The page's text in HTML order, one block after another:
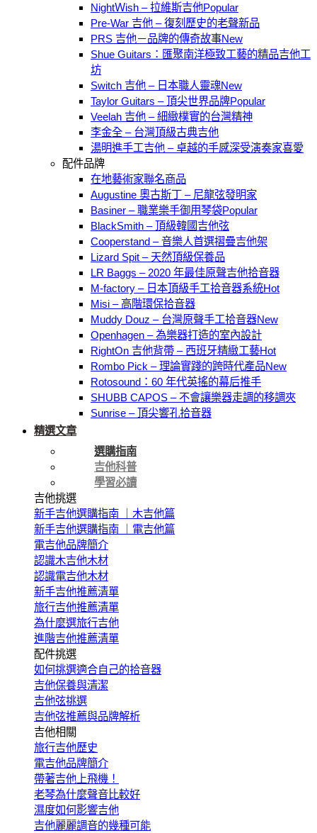
NightＷish – 拉維斯吉他
Pre-War 吉他 – 復刻歷史的老聲新品
PRS 吉他－品牌的傳奇故事
Shue Guitars：匯聚南洋極致工藝的精品吉他工
坊
Switch 吉他 – 日本職人靈魂
Taylor Guitars – 頂尖世界品牌
Veelah 吉他 – 細緻樸實的台灣精神
李金全 – 台灣頂級古典吉他
湯明進手工吉他 – 卓越的手感深受演奏家喜愛
配件品牌
在地藝術家聯名商品
Augustine 奧古斯丁 – 尼龍弦發明家
Basiner – 職業樂手御用琴袋
BlackSmith – 頂級韓國吉他弦
Cooperstand – 音樂人首選摺疊吉他架
Lizard Spit – 天然頂級保養品
LR Baggs – 2020 年最佳原聲吉他拾音器
M-factory – 日本頂級手工拾音器系統
Misi – 高階環保拾音器
Muddy Douz – 台灣原聲手工拾音器
Openhagen – 為樂器打造的室內設計
RightOn 吉他背帶 – 西班牙精緻工藝
Rombo Pick – 理論實踐的跨時代產品
Rotosound：60 年代英搖的幕后推手
SHUBB CAPOS – 不會讓樂器走調的移調夾
Sunrise – 頂尖響孔拾音器
精選文章
選購指南
吉他科普
學習必讀
吉他挑選
新手吉他選購指南 ｜木吉他篇
新手吉他選購指南 ｜電吉他篇
電吉他品牌簡介
認識木吉他木材
認識電吉他木材
新手吉他推薦清單
旅行吉他推薦清單
為什麼選旅行吉他
進階吉他推薦清單
配件挑選
如何挑選適合自己的拾音器
吉他保養與清潔
吉他弦挑選
吉他弦推薦與品牌解析
吉他相關
旅行吉他歷史
電吉他品牌簡介
帶著吉他上飛機！
老琴為什麼聲音比較好
濕度如何影響吉他
吉他麗麗調音的幾種可能